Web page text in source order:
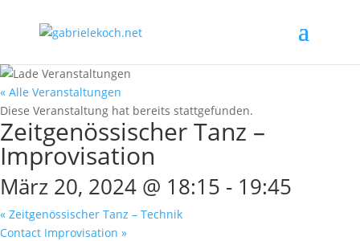
« Alle Veranstaltungen
Diese Veranstaltung hat bereits stattgefunden.
Zeitgenössischer Tanz –
Improvisation
März 20, 2024 @ 18:15 - 19:45
« Zeitgenössischer Tanz – Technik
Contact Improvisation »